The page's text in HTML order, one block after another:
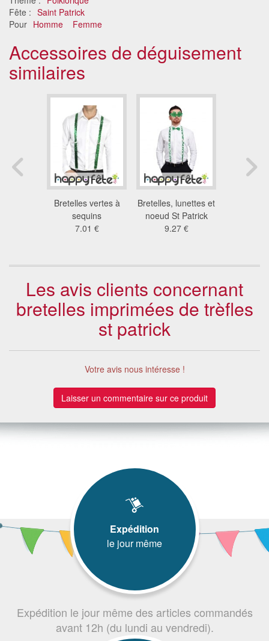
Fête : Saint Patrick
Pour Homme Femme
Accessoires de déguisement
similaires
Bretelles vertes à
sequins
7.01 €
Bretelles, lunettes et
noeud St Patrick
9.27 €
Les avis clients concernant
bretelles imprimées de trèfles
st patrick
Votre avis nous intéresse !
Laisser un commentaire sur ce produit
Expédition
le jour même
Expédition le jour même des articles commandés
avant 12h (du lundi au vendredi).